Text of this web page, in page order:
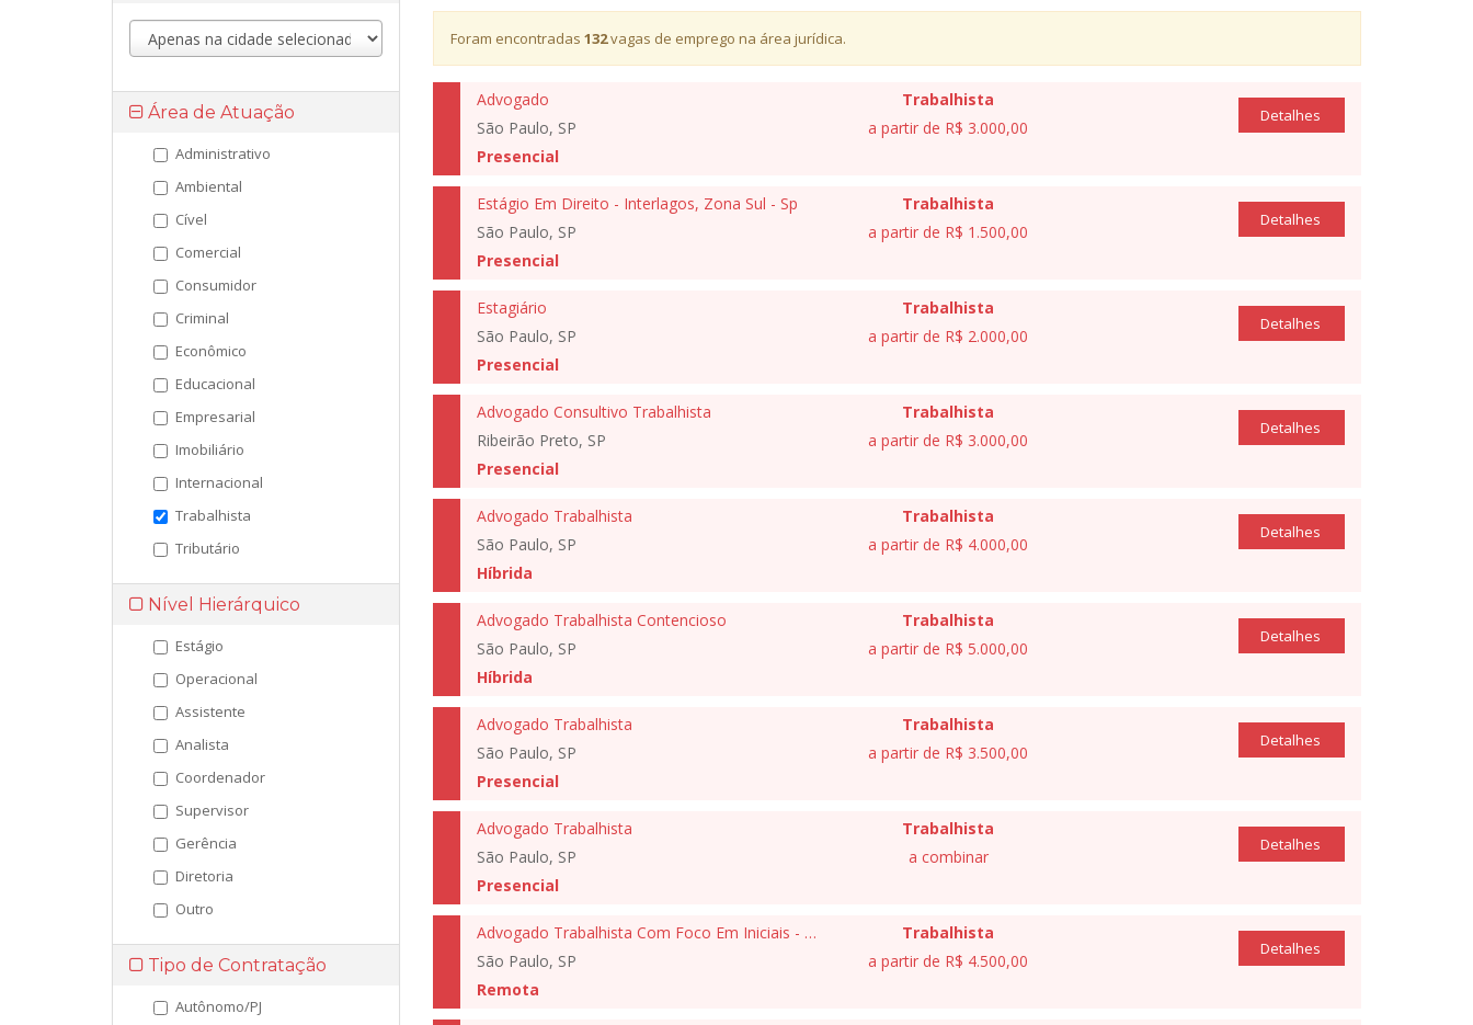
Área de Atuação
Administrativo
Ambiental
Cível
Comercial
Consumidor
Criminal
Econômico
Educacional
Empresarial
Imobiliário
Internacional
Trabalhista
Tributário
Nível Hierárquico
Estágio
Operacional
Assistente
Analista
Coordenador
Supervisor
Gerência
Diretoria
Outro
Tipo de Contratação
Autônomo/PJ
Foram encontradas 132vagas de emprego na área jurídica.
Advogado
São Paulo, SP
Presencial
Trabalhista
a partir de R$ 3.000,00
Detalhes
Estágio Em Direito - Interlagos, Zona Sul - Sp
São Paulo, SP
Presencial
Trabalhista
a partir de R$ 1.500,00
Detalhes
Estagiário
São Paulo, SP
Presencial
Trabalhista
a partir de R$ 2.000,00
Detalhes
Advogado Consultivo Trabalhista
Ribeirão Preto, SP
Presencial
Trabalhista
a partir de R$ 3.000,00
Detalhes
Advogado Trabalhista
São Paulo, SP
Híbrida
Trabalhista
a partir de R$ 4.000,00
Detalhes
Advogado Trabalhista Contencioso
São Paulo, SP
Híbrida
Trabalhista
a partir de R$ 5.000,00
Detalhes
Advogado Trabalhista
São Paulo, SP
Presencial
Trabalhista
a partir de R$ 3.500,00
Detalhes
Advogado Trabalhista
São Paulo, SP
Presencial
Trabalhista
a combinar
Detalhes
Advogado Trabalhista Com Foco Em Iniciais - Arraes & Centeno
São Paulo, SP
Remota
Trabalhista
a partir de R$ 4.500,00
Detalhes